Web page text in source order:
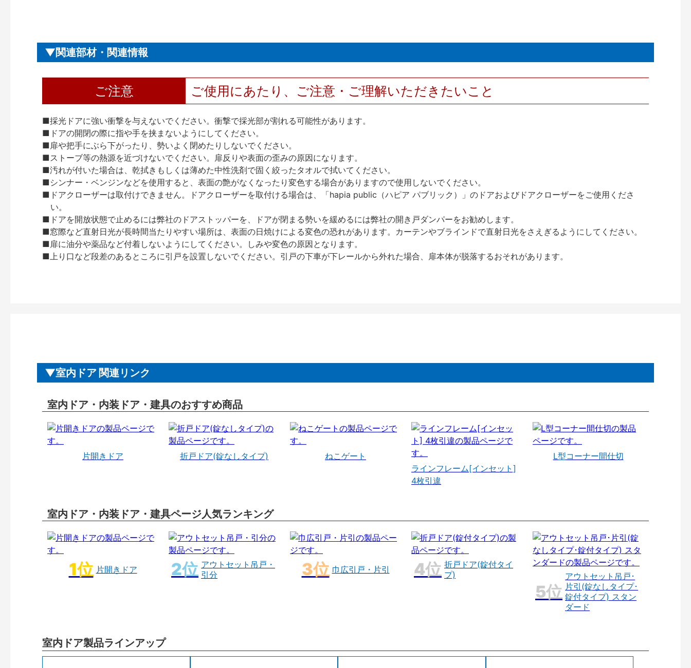
関連部材・関連情報
ご注意 ご使用にあたり、ご注意・ご理解いただきたいこと
■採光ドアに強い衝撃を与えないでください。衝撃で採光部が割れる可能性があります。
■ドアの開閉の際に指や手を挟まないようにしてください。
■扉や把手にぶら下がったり、勢いよく閉めたりしないでください。
■ストーブ等の熱源を近づけないでください。扉反りや表面の歪みの原因になります。
■汚れが付いた場合は、乾拭きもしくは薄めた中性洗剤で固く絞ったタオルで拭いてください。
■シンナー・ベンジンなどを使用すると、表面の艶がなくなったり変色する場合がありますので使用しないでください。
■ドアクローザーは取付けできません。ドアクローザーを取付ける場合は、「hapia public（ハピア パブリック）」のドアおよびドアクローザーをご使用くださ
い。
■ドアを開放状態で止めるには弊社のドアストッパーを、ドアが閉まる勢いを緩めるには弊社の開き戸ダンパーをお勧めします。
■窓際など直射日光が長時間当たりやすい場所は、表面の日焼けによる変色の恐れがあります。カーテンやブラインドで直射日光をさえぎるようにしてください。
■扉に油分や薬品など付着しないようにしてください。しみや変色の原因となります。
■上り口など段差のあるところに引戸を設置しないでください。引戸の下車が下レールから外れた場合、扉本体が脱落するおそれがあります。
室内ドア 関連リンク
室内ドア・内装ドア・建具のおすすめ商品
片開きドア 折戸ドア(錠なしタイプ)
ねこゲート
ラインフレーム[インセット]
4枚引違
L型コーナー間仕切
室内ドア・内装ドア・建具ページ人気ランキング
片開きドア
アウトセット吊戸・
引分
巾広引戸・片引
折戸ドア(錠付タイ
プ)
アウトセット吊戸･
片引(錠なしタイプ･
錠付タイプ) スタン
ダード
室内ドア製品ラインアップ